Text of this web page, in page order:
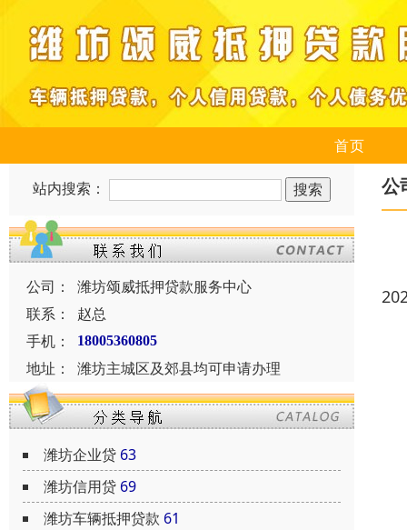
首页
站内搜索：
公司：
潍坊颂威抵押贷款服务中心
联系：
赵总
手机：
18005360805
地址： 潍坊主城区及郊县均可申请办理
潍坊企业贷 63
潍坊信用贷 69
潍坊车辆抵押贷款 61
公